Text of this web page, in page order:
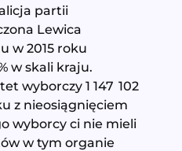
partii
Lewica
w 2015 roku
w skali kraju.
wyborczy 1 147 102
z nieosiągnięciem
wyborcy ci nie mieli
w tym organie